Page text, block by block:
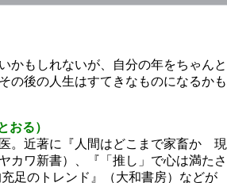
かもしれないが、自分の年をちゃんと
の後の人生はすてきなものになるかも
おる）
。近著に『人間はどこまで家畜か 現
カワ新書）、『「推し」で心は満たさ
足のトレンド』（大和書房）などが